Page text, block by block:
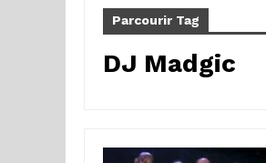
Parcourir Tag
DJ Madgic